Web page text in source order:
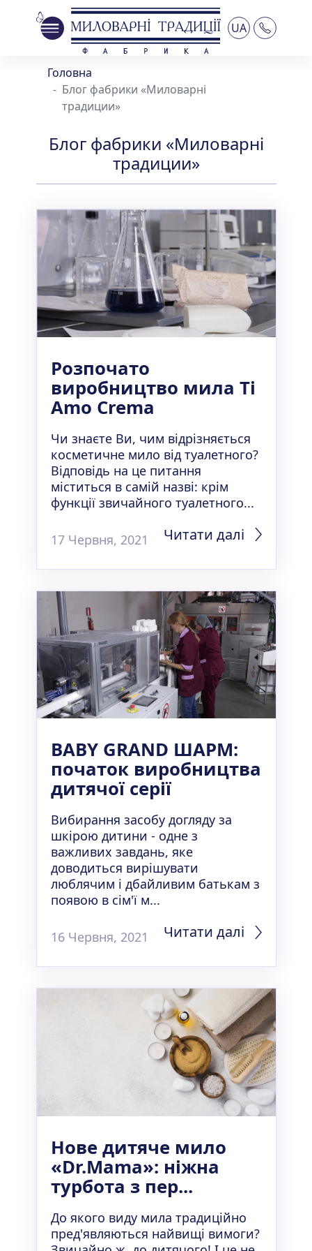
UA
Головна
Блог фабрики «Миловарні
традиции»
Блог фабрики «Миловарні
традиции»
Розпочато
виробництво мила Ti
Amo Crema
Чи знаєте Ви, чим відрізняється
косметичне мило від туалетного?
Відповідь на це питання
міститься в самій назві: крім
функції звичайного туалетного...
17 Червня, 2021 Читати далі
BABY GRAND ШАРМ:
початок виробництва
дитячої серії
Вибирання засобу догляду за
шкірою дитини - одне з
важливих завдань, яке
доводиться вирішувати
люблячим і дбайливим батькам з
появою в сім'ї м...
16 Червня, 2021 Читати далі
Нове дитяче мило
«Dr.Mama»: ніжна
турбота з пер...
До якого виду мила традиційно
пред'являються найвищі вимоги?